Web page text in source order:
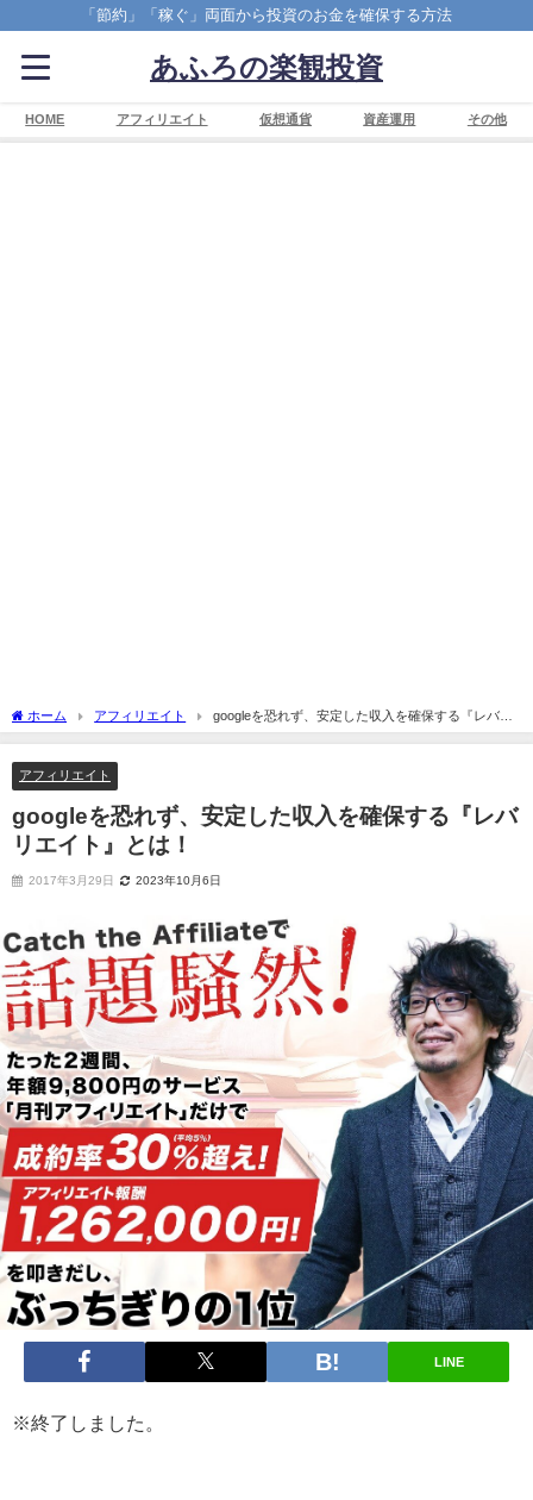
「節約」「稼ぐ」両面から投資のお金を確保する方法
あふろの楽観投資
HOME アフィリエイト 仮想通貨 資産運用 その他
ホーム アフィリエイト
googleを恐れず、安定した収入を確保する『レバリ
エイト』とは！
アフィリエイト
googleを恐れず、安定した収入を確保する『レバ
リエイト』とは！
2017年3月29日 2023年10月6日
LINE
※終了しました。